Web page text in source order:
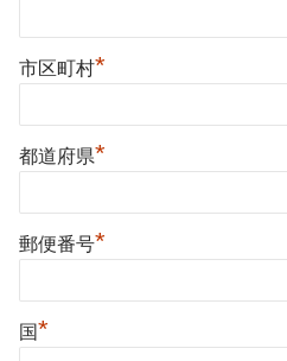
市区町村*
都道府県*
郵便番号*
国*